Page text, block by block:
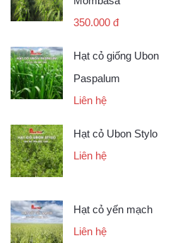
350.000 đ
Hạt cỏ giống Ubon
Paspalum
Liên hệ
Hạt cỏ Ubon Stylo
Liên hệ
Hạt cỏ yến mạch
Liên hệ